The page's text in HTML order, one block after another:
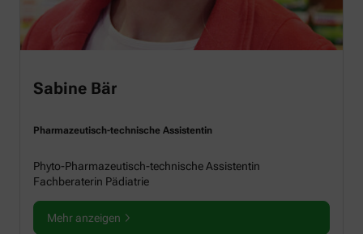
Sabine Bär
Pharmazeutisch-technische Assistentin
Phyto-Pharmazeutisch-technische Assistentin
Fachberaterin Pädiatrie
Mehr anzeigen